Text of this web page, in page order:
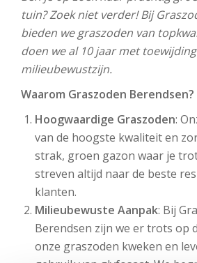
tuin? Zoek niet verder! Bij
bieden we graszoden van
doen we al 10 jaar met
milieubewustzijn.
Waarom Graszoden Berendsen?
Hoogwaardige Graszoden:
van de hoogste kwaliteit en
strak, groen gazon waar je
streven altijd naar de beste
klanten.
Milieubewuste Aanpak: Bij
Berendsen zijn we er trots op
onze graszoden kweken en